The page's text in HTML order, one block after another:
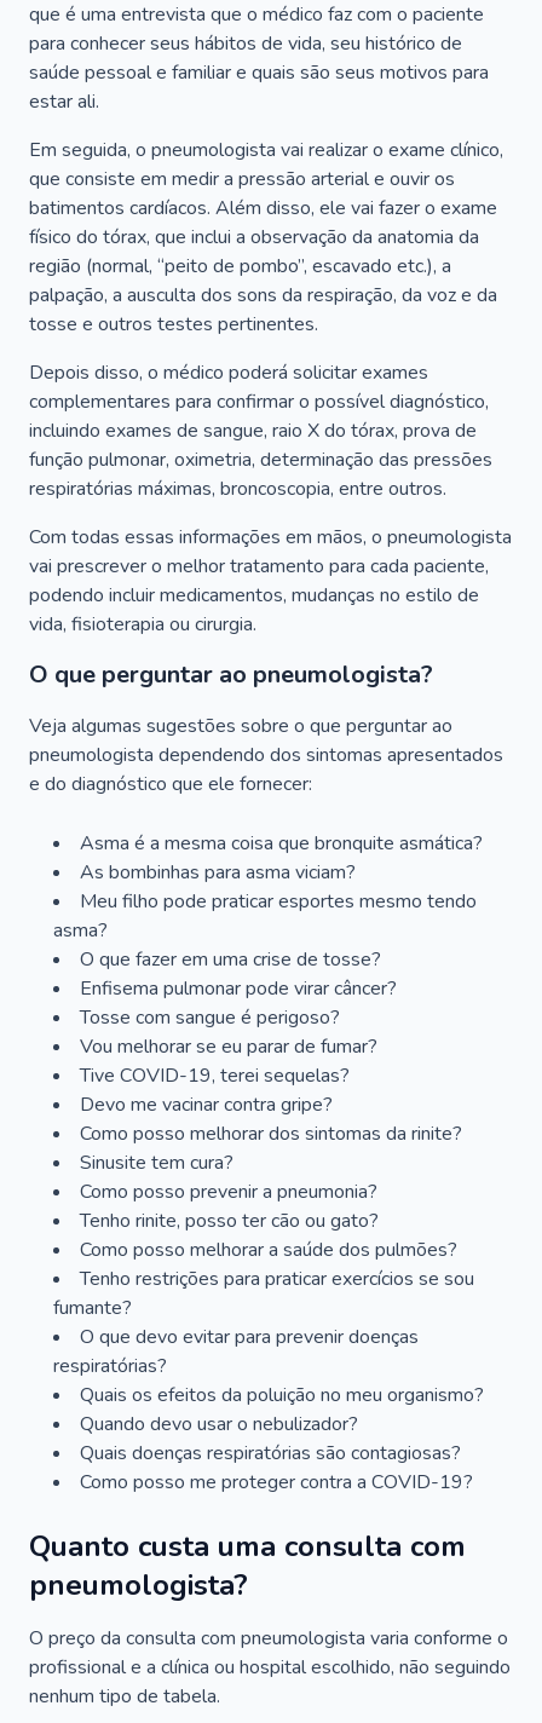
que é uma entrevista que o médico faz com o paciente
para conhecer seus hábitos de vida, seu histórico de
saúde pessoal e familiar e quais são seus motivos para
estar ali.
Em seguida, o pneumologista vai realizar o exame clínico,
que consiste em medir a pressão arterial e ouvir os
batimentos cardíacos. Além disso, ele vai fazer o exame
físico do tórax, que inclui a observação da anatomia da
região (normal, “peito de pombo”, escavado etc.), a
palpação, a ausculta dos sons da respiração, da voz e da
tosse e outros testes pertinentes.
Depois disso, o médico poderá solicitar exames
complementares para confirmar o possível diagnóstico,
incluindo exames de sangue, raio X do tórax, prova de
função pulmonar, oximetria, determinação das pressões
respiratórias máximas, broncoscopia, entre outros.
Com todas essas informações em mãos, o pneumologista
vai prescrever o melhor tratamento para cada paciente,
podendo incluir medicamentos, mudanças no estilo de
vida, fisioterapia ou cirurgia.
O que perguntar ao pneumologista?
Veja algumas sugestões sobre o que perguntar ao
pneumologista dependendo dos sintomas apresentados
e do diagnóstico que ele fornecer:
Asma é a mesma coisa que bronquite asmática?
As bombinhas para asma viciam?
Meu filho pode praticar esportes mesmo tendo
asma?
O que fazer em uma crise de tosse?
Enfisema pulmonar pode virar câncer?
Tosse com sangue é perigoso?
Vou melhorar se eu parar de fumar?
Tive COVID-19, terei sequelas?
Devo me vacinar contra gripe?
Como posso melhorar dos sintomas da rinite?
Sinusite tem cura?
Como posso prevenir a pneumonia?
Tenho rinite, posso ter cão ou gato?
Como posso melhorar a saúde dos pulmões?
Tenho restrições para praticar exercícios se sou
fumante?
O que devo evitar para prevenir doenças
respiratórias?
Quais os efeitos da poluição no meu organismo?
Quando devo usar o nebulizador?
Quais doenças respiratórias são contagiosas?
Como posso me proteger contra a COVID-19?
Quanto custa uma consulta com
pneumologista?
O preço da consulta com pneumologista varia conforme o
profissional e a clínica ou hospital escolhido, não seguindo
nenhum tipo de tabela.